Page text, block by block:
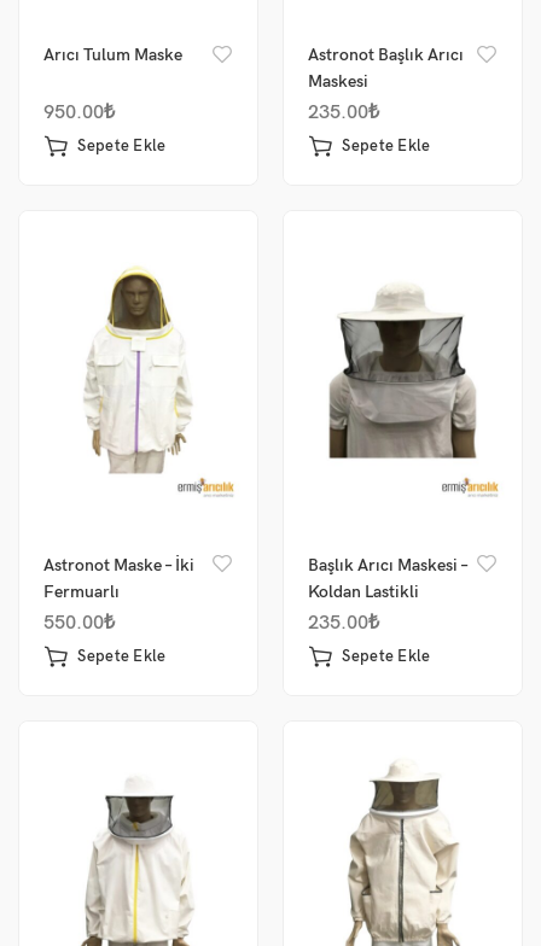
Arıcı Tulum Maske
950.00₺
Sepete Ekle
Astronot Başlık Arıcı
Maskesi
235.00₺
Sepete Ekle
Astronot Maske – İki
Fermuarlı
550.00₺
Sepete Ekle
Başlık Arıcı Maskesi –
Koldan Lastikli
235.00₺
Sepete Ekle